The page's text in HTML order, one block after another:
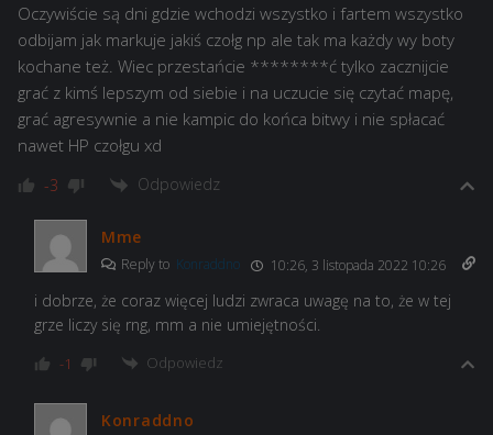
Oczywiście są dni gdzie wchodzi wszystko i fartem wszystko
odbijam jak markuje jakiś czołg np ale tak ma każdy wy boty
kochane też. Wiec przestańcie ********ć tylko zacznijcie
grać z kimś lepszym od siebie i na uczucie się czytać mapę,
grać agresywnie a nie kampic do końca bitwy i nie spłacać
nawet HP czołgu xd
-3 Odpowiedz
Mme
Reply to Konraddno 10:26, 3 listopada 2022 10:26
i dobrze, że coraz więcej ludzi zwraca uwagę na to, że w tej
grze liczy się rng, mm a nie umiejętności.
-1 Odpowiedz
Konraddno